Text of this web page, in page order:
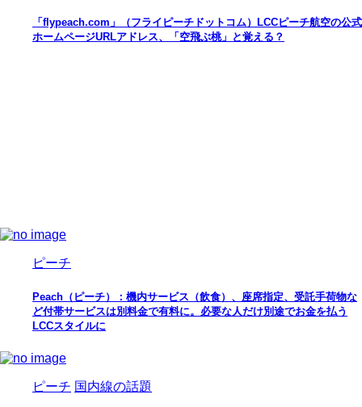
「flypeach.com」（フライピーチドットコム）LCCピーチ航空の公式
ホームページURLアドレス、「空飛ぶ桃」と覚える？
ピーチ
Peach（ピーチ）：機内サービス（飲食）、座席指定、受託手荷物な
ど付帯サービスは別料金で有料に。必要な人だけ別途でお金を払う
LCCスタイルに
ピーチ 国内線の話題